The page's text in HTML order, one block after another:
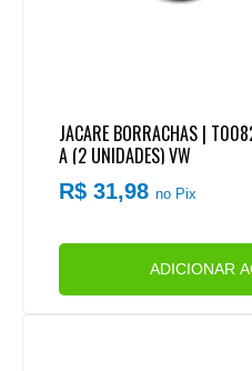
JACARE BORRACHAS |
A (2 UNIDADES) VW
R$ 31,98no Pix
ADICIONAR